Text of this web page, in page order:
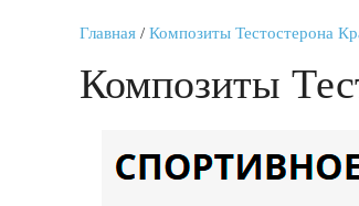
Главная / Композиты Тестостерона
Композиты